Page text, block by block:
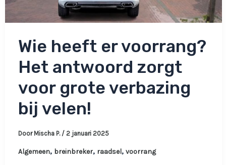
Wie heeft er voorrang?
Het antwoord zorgt
voor grote verbazing
bij velen!
Door Mischa P. / 2 januari 2025
Algemeen, breinbreker, raadsel, voorrang